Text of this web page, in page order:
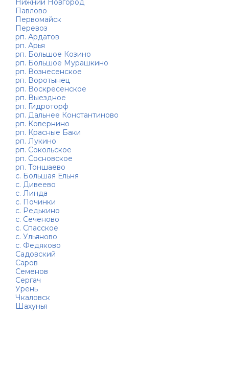
Нижний Новгород
Павлово
Первомайск
Перевоз
рп. Ардатов
рп. Арья
рп. Большое Козино
рп. Большое Мурашкино
рп. Вознесенское
рп. Воротынец
рп. Воскресенское
рп. Выездное
рп. Гидроторф
рп. Дальнее Константиново
рп. Ковернино
рп. Красные Баки
рп. Лукино
рп. Сокольское
рп. Сосновское
рп. Тоншаево
с. Большая Ельня
с. Дивеево
с. Линда
с. Починки
с. Редькино
с. Сеченово
с. Спасское
с. Ульяново
с. Федяково
Садовский
Саров
Семенов
Сергач
Урень
Чкаловск
Шахунья